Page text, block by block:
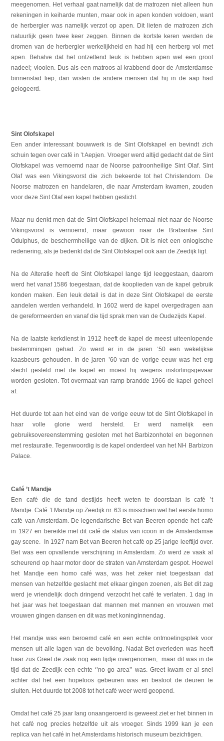
meegenomen. Het verhaal gaat namelijk dat de matrozen niet alleen hun
rekeningen in keiharde munten, maar ook in apen konden voldoen, want
de herbergier was namelijk verzot op apen. Dit lieten de matrozen zich
natuurlijk geen twee keer zeggen. Binnen de kortste keren werden de
dromen van de herbergier werkelijkheid en had hij een herberg vol met
apen. Behalve dat het ontzettend leuk is hebben apen wel een groot
nadeel; vlooien. Dus als een matroos al krabbend door de Amsterdamse
binnenstad liep, dan wisten de andere mensen dat hij in de aap had
gelogeerd.
Sint Olofskapel
Een ander interessant bouwwerk is de Sint Olofskapel en bevindt zich
schuin tegen over café in ’t Aepjen. Vroeger werd altijd gedacht dat de Sint
Olofskapel was vernoemd naar de Noorse patroonheilige Sint Olaf. Sint
Olaf was een Vikingsvorst die zich bekeerde tot het Christendom. De
Noorse matrozen en handelaren, die naar Amsterdam kwamen, zouden
voor deze Sint Olaf een kapel hebben gesticht.
Maar nu denkt men dat de Sint Olofskapel helemaal niet naar de Noorse
Vikingsvorst is vernoemd, maar gewoon naar de Brabantse Sint
Odulphus, de beschermheilige van de dijken. Dit is niet een onlogische
redenering, als je bedenkt dat de Sint Olofskapel ook aan de Zeedijk ligt.
Na de Alteratie heeft de Sint Olofskapel lange tijd leeggestaan, daarom
werd het vanaf 1586 toegestaan, dat de kooplieden van de kapel gebruik
konden maken. Een leuk detail is dat in deze Sint Olofskapel de eerste
aandelen werden verhandeld. In 1602 werd de kapel overgedragen aan
de gereformeerden en vanaf die tijd sprak men van de Oudezijds Kapel.
Na de laatste kerkdienst in 1912 heeft de kapel de meest uiteenlopende
bestemmingen gehad. Zo werd er in de jaren ‘50 een wekelijkse
kaasbeurs gehouden. In de jaren ’60 van de vorige eeuw was het erg
slecht gesteld met de kapel en moest hij wegens instortingsgevaar
worden gesloten. Tot overmaat van ramp brandde 1966 de kapel geheel
af.
Het duurde tot aan het eind van de vorige eeuw tot de Sint Olofskapel in
haar volle glorie werd hersteld. Er werd namelijk een
gebruiksovereenstemming gesloten met het Barbizonhotel en begonnen
met restauratie. Tegenwoordig is de kapel onderdeel van het NH Barbizon
Palace.
Café ’t Mandje
Een café die de tand destijds heeft weten te doorstaan is café ’t
Mandje. Café ’t Mandje op Zeedijk nr. 63 is misschien wel het eerste homo
café van Amsterdam. De legendarische Bet van Beeren opende het café
in 1927 en bereikte met dit café de status van icoon in de Amsterdamse
gay scene. In 1927 nam Bet van Beeren het café op 25 jarige leeftijd over.
Bet was een opvallende verschijning in Amsterdam. Zo werd ze vaak al
scheurend op haar motor door de straten van Amsterdam gespot. Hoewel
het Mandje een homo café was, was het zeker niet toegestaan dat
mensen van hetzelfde geslacht met elkaar gingen zoenen, als Bet dit zag
werd je vriendelijk doch dringend verzocht het café te verlaten. 1 dag in
het jaar was het toegestaan dat mannen met mannen en vrouwen met
vrouwen gingen dansen en dit was met koninginnendag.
Het mandje was een beroemd café en een echte ontmoetingsplek voor
mensen uit alle lagen van de bevolking. Nadat Bet overleden was heeft
haar zus Greet de zaak nog een tijdje overgenomen, maar dit was in de
tijd dat de Zeedijk een echte ‘’no go area’’ was. Greet kwam er al snel
achter dat het een hopeloos gebeuren was en besloot de deuren te
sluiten. Het duurde tot 2008 tot het café weer werd geopend.
Omdat het café 25 jaar lang onaangeroerd is geweest ziet er het binnen in
het café nog precies hetzelfde uit als vroeger. Sinds 1999 kan je een
replica van het café in het Amsterdams historisch museum bezichtigen.